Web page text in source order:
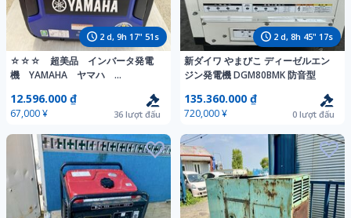
2 d, 9h 17" 49 s
☆☆☆ 超美品 インバータ発電
機 YAMAHA ヤマハ
12.596.000 ₫
67,000 ¥ 36 lượt đấu
2 d, 8h 45" 15s
新ダイワ やまびこ ディーゼルエン
ジン発電機 DGM80BMK 防音型
135.360.000 ₫
720,000 ¥ 0 lượt đấu